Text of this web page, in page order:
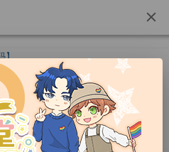
】
有一
的Alpha结婚后，幸福的日子过没多
场车祸。 因此，他决定和丈夫留下的
一家人，并成为孩子真正的父亲。 在
元好不容易听见尚禹叫自己「爸爸」，
공 更新至第36话